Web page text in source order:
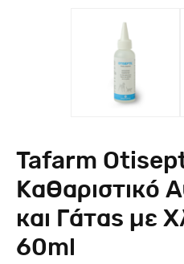
Tafarm
Καθαριστικό
και Γάτας με
60ml